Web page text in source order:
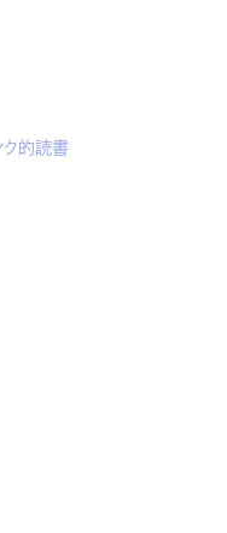
ク的読書